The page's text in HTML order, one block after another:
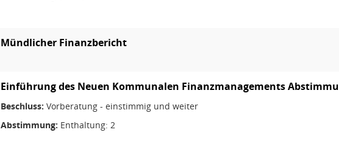
Mündlicher Finanzbericht
Einführung des Neuen Kommunalen Finanzmanagements
Beschluss: Vorberatung - einstimmig und weiter
Abstimmung: Enthaltung: 2